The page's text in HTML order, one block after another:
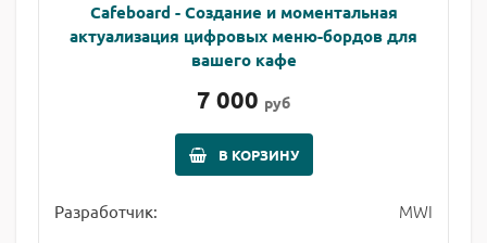
Сafeboard - Создание и моментальная
актуализация цифровых меню-бордов для
вашего кафе
7 000 руб
В КОРЗИНУ
Разработчик: MWI